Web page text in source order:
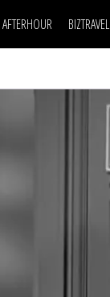
AFTERHOUR BIZTRAVEL
FILM I SCENA
AUTO SVET